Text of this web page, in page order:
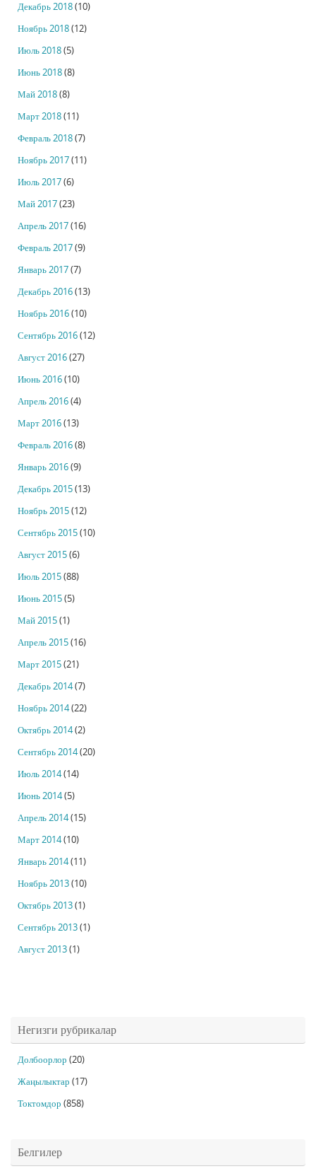
Декабрь 2018(10)
Ноябрь 2018(12)
Июль 2018(5)
Июнь 2018(8)
Май 2018(8)
Март 2018(11)
Февраль 2018(7)
Ноябрь 2017(11)
Июль 2017(6)
Май 2017(23)
Апрель 2017(16)
Февраль 2017(9)
Январь 2017(7)
Декабрь 2016(13)
Ноябрь 2016(10)
Сентябрь 2016(12)
Август 2016(27)
Июнь 2016(10)
Апрель 2016(4)
Март 2016(13)
Февраль 2016(8)
Январь 2016(9)
Декабрь 2015(13)
Ноябрь 2015(12)
Сентябрь 2015(10)
Август 2015(6)
Июль 2015(88)
Июнь 2015(5)
Май 2015(1)
Апрель 2015(16)
Март 2015(21)
Декабрь 2014(7)
Ноябрь 2014(22)
Октябрь 2014(2)
Сентябрь 2014(20)
Июль 2014(14)
Июнь 2014(5)
Апрель 2014(15)
Март 2014(10)
Январь 2014(11)
Ноябрь 2013(10)
Октябрь 2013(1)
Сентябрь 2013(1)
Август 2013(1)
Негизги рубрикалар
Долбоорлор (20)
Жаңылыктар (17)
Токтомдор (858)
Белгилер